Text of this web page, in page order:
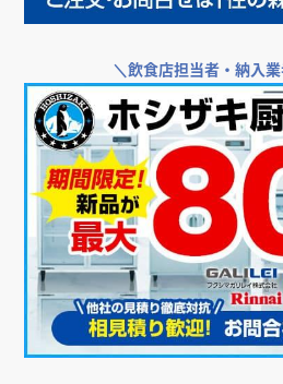
おしゃれなカフェを作るコツ！
飲食店の内装をおしゃれにした
の集め方とデータのまとめ方
飲食店の内装デザインで成功す
＼飲食店担当者・納入